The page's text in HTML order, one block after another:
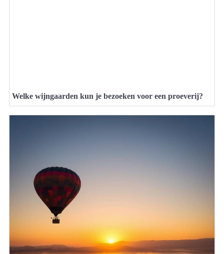
Welke wijngaarden kun je bezoeken voor een proeverij?